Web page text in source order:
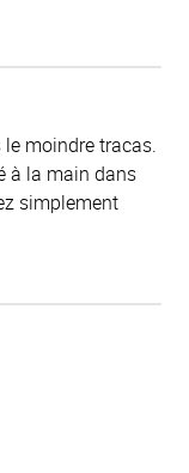
moindre tracas.
à la main dans
simplement